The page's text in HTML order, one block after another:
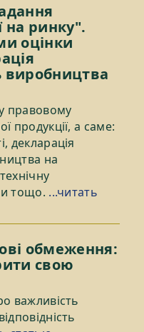
на ринку".
оцінки
виробництва
правовому
продукції, а саме:
декларація
на
тощо. ...читать
обмеження:
свою
важливість